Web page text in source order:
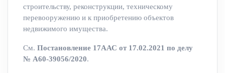
строительству, реконструкции, техническому
перевооружению и к приобретению объектов
недвижимого имущества.
См. Постановление 17ААС от 17.02.2021 по делу
№ А60-39056/2020.